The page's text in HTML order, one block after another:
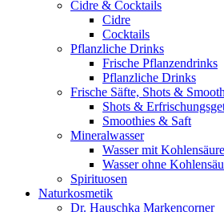
Cidre & Cocktails
Cidre
Cocktails
Pflanzliche Drinks
Frische Pflanzendrinks
Pflanzliche Drinks
Frische Säfte, Shots &
Shots &
Smoothies & Saft
Mineralwasser
Wasser mit Kohlensäure
Wasser ohne
Spirituosen
Naturkosmetik
Dr. Hauschka Markencorner